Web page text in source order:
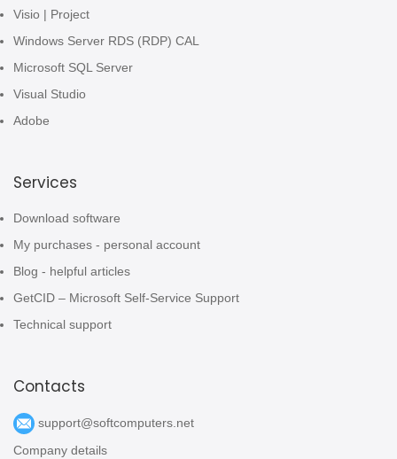
Visio | Project
Windows Server RDS (RDP) CAL
Microsoft SQL Server
Visual Studio
Adobe
Services
Download software
My purchases - personal account
Blog - helpful articles
GetCID – Microsoft Self-Service Support
Technical support
Contacts
support@softcomputers.net
Company details